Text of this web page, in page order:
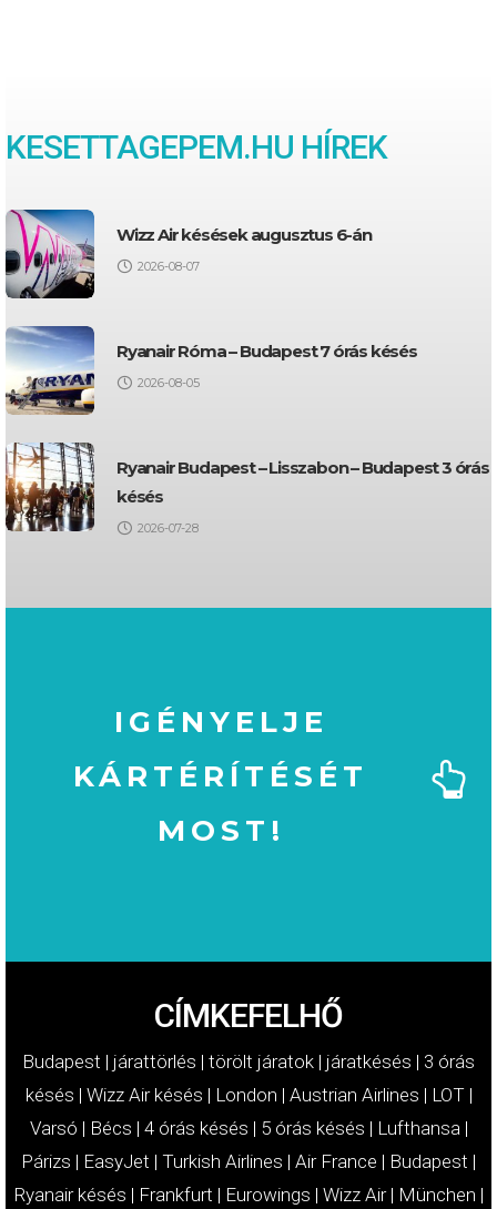
KESETTAGEPEM.HU HÍREK
Wizz Air késések augusztus 6-án
2026-08-07
Ryanair Róma – Budapest 7 órás késés
2026-08-05
Ryanair Budapest – Lisszabon – Budapest 3 órás
késés
2026-07-28
IGÉNYELJE
KÁRTÉRÍTÉSÉT
MOST!
CÍMKEFELHŐ
Budapest | járattörlés | törölt járatok | járatkésés | 3 órás
késés | Wizz Air késés | London | Austrian Airlines | LOT|
Varsó | Bécs | 4 órás késés | 5 órás késés | Lufthansa|
Párizs | EasyJet | Turkish Airlines | Air France | Budapest |
Ryanair késés | Frankfurt | Eurowings | Wizz Air| München |